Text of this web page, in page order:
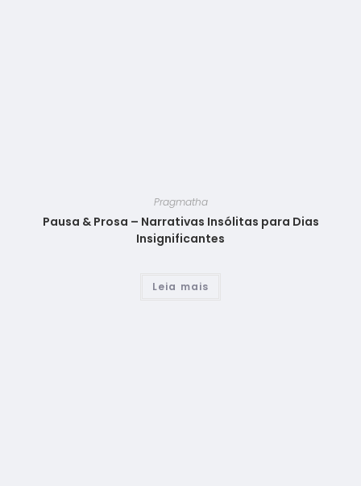
Pragmatha
Pausa & Prosa – Narrativas Insólitas para Dias
Insignificantes
Leia mais